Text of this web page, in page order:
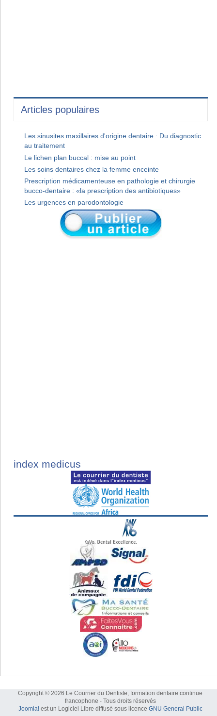
Articles populaires
Les sinusites maxillaires d'origine dentaire : Du diagnostic
au traitement
Le lichen plan buccal : mise au point
Les soins dentaires chez la femme enceinte
Prescription médicamenteuse en pathologie et chirurgie
bucco-dentaire : «la prescription des antibiotiques»
Les urgences en parodontologie
index medicus
Copyright © 2026 Le Courrier du Dentiste, formation dentaire continue
francophone - Tous droits réservés
Joomla!est un Logiciel Libre diffusé sous licence GNU General Public